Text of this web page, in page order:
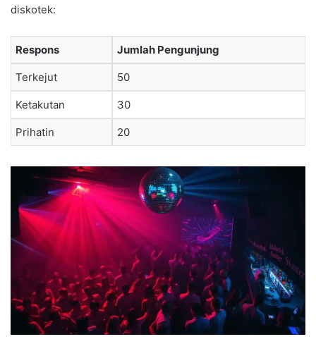
diskotek:
Respons Jumlah Pengunjung
Terkejut 50
Ketakutan 30
Prihatin 20